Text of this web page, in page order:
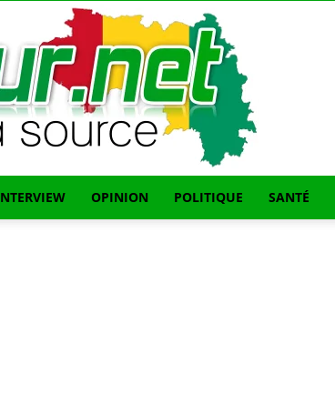
OPINION POLITIQUE SANTÉ